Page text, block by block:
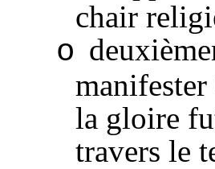
chair
o
la gloire
travers le